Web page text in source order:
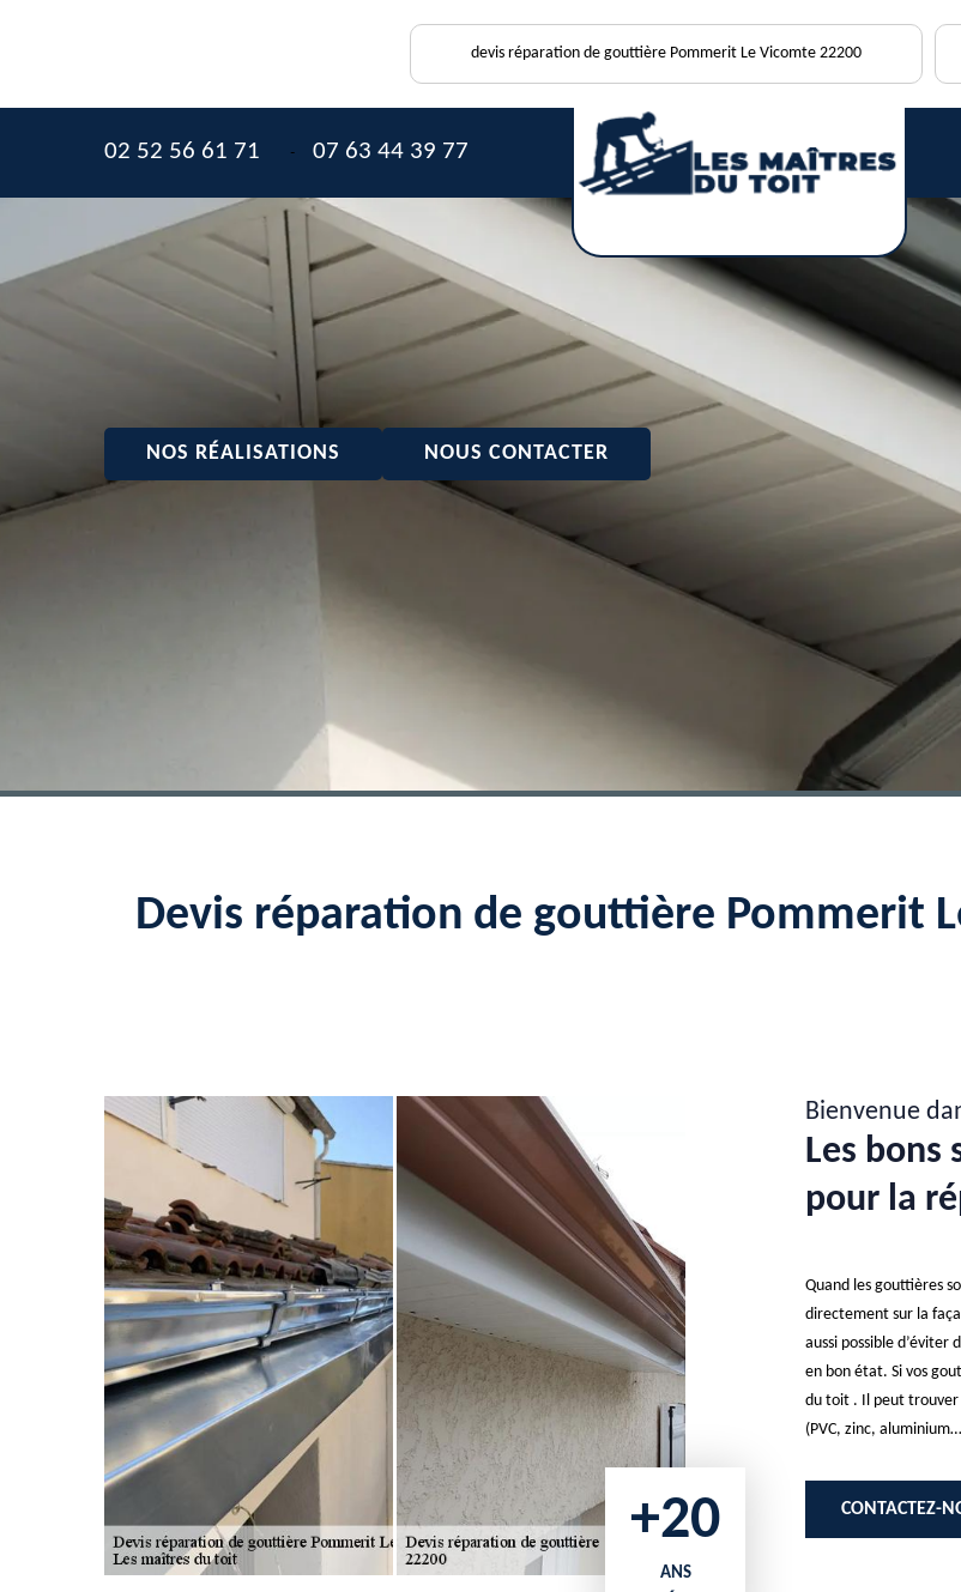
devis réparation de gouttière Pommerit Le Vicomte 22200
02 52 56 61 71 - 07 63 44 39 77
NOS RÉALISATIONS NOUS CONTACTER
Devis réparation de gouttière Pommerit
+20
ANS
Bienvenue
Les bons
pour la
Quand les gouttières
directement sur la
aussi possible d’éviter
en bon état. Si vos
du toit . Il peut trouver
(PVC, zinc,
CONTACTEZ-